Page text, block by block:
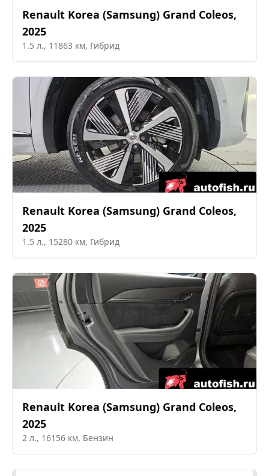
Renault Korea (Samsung) Grand Coleos,
2025
1.5 л., 11863 км, Гибрид
Renault Korea (Samsung) Grand Coleos,
2025
1.5 л., 15280 км, Гибрид
Renault Korea (Samsung) Grand Coleos,
2025
2 л., 16156 км, Бензин